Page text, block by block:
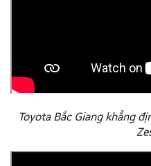
Toyota Bắc Giang khẳng